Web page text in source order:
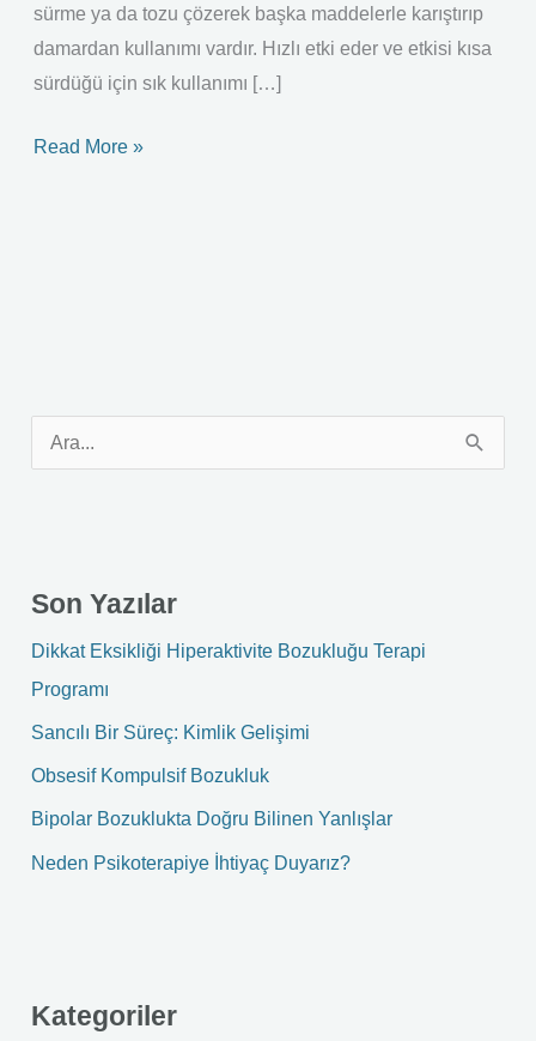
sürme ya da tozu çözerek başka maddelerle karıştırıp
damardan kullanımı vardır. Hızlı etki eder ve etkisi kısa
sürdüğü için sık kullanımı […]
Read More »
c
h
f
Son Yazılar
Dikkat Eksikliği Hiperaktivite Bozukluğu Terapi
Programı
Sancılı Bir Süreç: Kimlik Gelişimi
Obsesif Kompulsif Bozukluk
Bipolar Bozuklukta Doğru Bilinen Yanlışlar
Neden Psikoterapiye İhtiyaç Duyarız?
Kategoriler